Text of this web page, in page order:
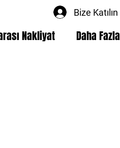
Nakliyat Daha Fazla
Bize Katılın